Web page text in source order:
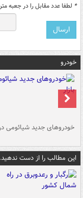
* لطفا عدد مقابل را در جعبه
خودرو
خودروهای جدید شیائومی در
این مطالب را از دست